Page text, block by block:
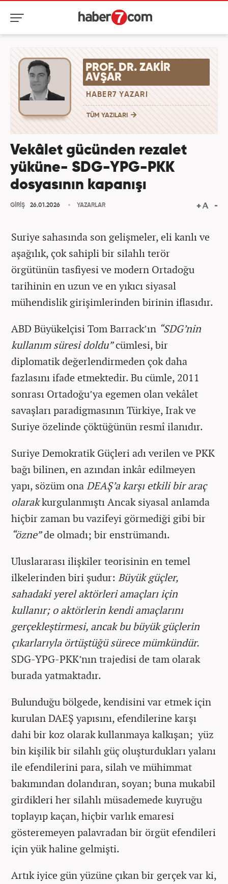
PROF. DR. ZAKIR
AVŞAR
HABER7 YAZARI
TÜM YAZILARI
Vekâlet gücünden rezalet
yüküne- SDG-YPG-PKK
dosyasının kapanışı
GİRİŞ 26.01.2026 YAZARLAR
Suriye sahasında son gelişmeler, eli kanlı ve
aşağılık, çok sahipli bir silahlı terör
örgütünün tasfiyesi ve modern Ortadoğu
tarihinin en uzun ve en yıkıcı siyasal
mühendislik girişimlerinden birinin iflasıdır.
ABD Büyükelçisi Tom Barrack’ın “SDG’nin
kullanım süresi doldu”cümlesi, bir
diplomatik değerlendirmeden çok daha
fazlasını ifade etmektedir. Bu cümle, 2011
sonrası Ortadoğu’ya egemen olan vekâlet
savaşları paradigmasının Türkiye, Irak ve
Suriye özelinde çöktüğünün resmî ilanıdır.
Suriye Demokratik Güçleri adı verilen ve PKK
bağı bilinen, en azından inkâr edilmeyen
yapı, sözüm onaDEAŞ’a karşı etkili bir araç
olarakkurgulanmıştı Ancak siyasal anlamda
hiçbir zaman bu vazifeyi görmediği gibi bir
“özne”de olmadı; bir enstrümandı.
Uluslararası ilişkiler teorisinin en temel
ilkelerinden biri şudur: Büyük güçler,
sahadaki yerel aktörleri amaçları için
kullanır; o aktörlerin kendi amaçlarını
gerçekleştirmesi, ancak bu büyük güçlerin
çıkarlarıyla örtüştüğü sürece mümkündür.
SDG-YPG-PKK’nın trajedisi de tam olarak
burada yatmaktadır.
Bulunduğu bölgede, kendisini var etmek için
kurulan DAEŞ yapısını, efendilerine karşı
dahi bir koz olarak kullanmaya kalkışan; yüz
bin kişilik bir silahlı güç oluşturdukları yalanı
ile efendilerini para, silah ve mühimmat
bakımından dolandıran, soyan; buna mukabil
girdikleri her silahlı müsademede kuyruğu
toplayıp kaçan, hiçbir varlık emaresi
gösteremeyen palavradan bir örgüt efendileri
için yük haline gelmişti.
Artık iyice gün yüzüne çıkan bir gerçek var ki,